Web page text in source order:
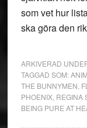
som vet hur
ska göra den
ARKIVERAD
TAGGAD SOM:
THE BUNNYMEN
PHOENIX, REGINA
BEING PURE AT